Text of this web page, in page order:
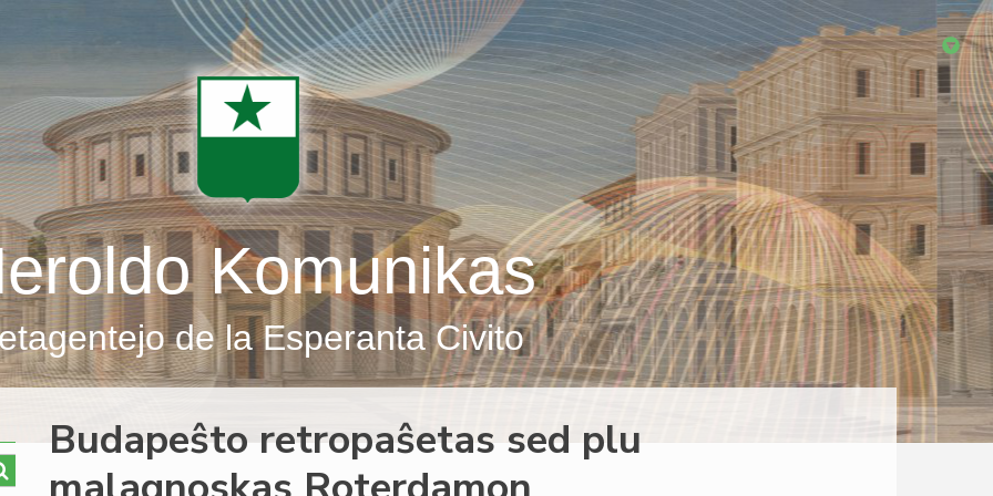
Komunikas
de la Esperanta Civito
Budapeŝto retropaŝetas sed plu